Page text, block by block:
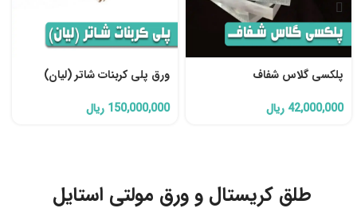
پلکسی گلاس شفاف
42,000,000 ریال
ورق پلی کربنات شاتر (لیان)
150,000,000 ریال
طلق کریستال و ورق مولتی استایل